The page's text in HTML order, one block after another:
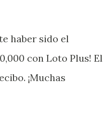
haber sido el
con Loto Plus! El
¡Muchas